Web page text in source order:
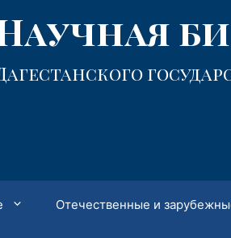
Отечественные и